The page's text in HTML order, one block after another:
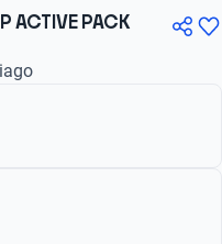
ACTIVE PACK